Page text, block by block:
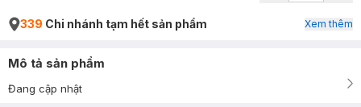
339 Chi nhánh tạm hết sản phẩm Xem thêm
Mô tả sản phẩm
Đang cập nhật